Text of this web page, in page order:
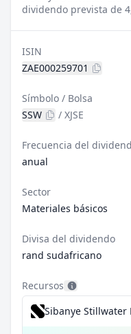
dividendo prevista de
ISIN
ZAE000259701
Símbolo / Bolsa
SSW
/ XJSE
Frecuencia del
anual
Sector
Materiales básicos
Divisa del dividendo
rand sudafricano
Recursos